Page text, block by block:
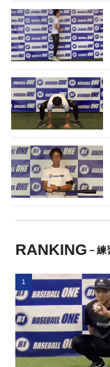
RANKING －
1